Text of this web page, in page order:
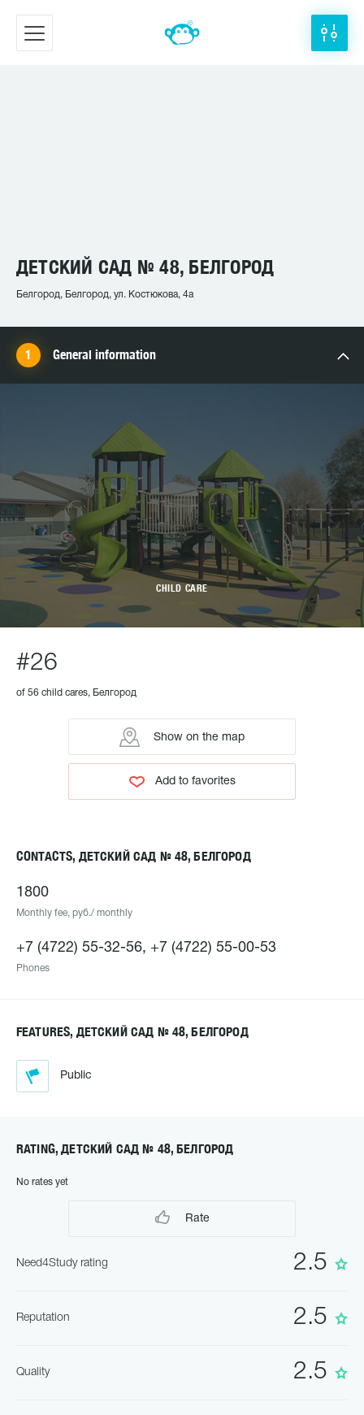
ДЕТСКИЙ САД № 48, БЕЛГОРОД
Белгород, Белгород, ул. Костюкова, 4а
General information
CHILD CARE
#26
of 56 child cares, Белгород
Show on the map
Add to favorites
CONTACTS, ДЕТСКИЙ САД № 48, БЕЛГОРОД
1800
Monthly fee, руб./ monthly
+7 (4722) 55-32-56, +7 (4722) 55-00-53
Phones
FEATURES, ДЕТСКИЙ САД № 48, БЕЛГОРОД
Public
RATING, ДЕТСКИЙ САД № 48, БЕЛГОРОД
No rates yet
Rate
2.5
Need4Study rating
2.5
Reputation
2.5
Quality